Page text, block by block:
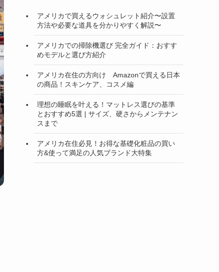
アメリカで買えるウォシュレット紹介〜設置
方法や必要な道具を分かりやすく解説〜
アメリカでの掃除機選び 完全ガイド：おすす
めモデルと選び方紹介
アメリカ在住の方向け Amazonで買える日本
の商品！スキンケア、コスメ編
理想の睡眠を叶える！マットレス選びの基準
とおすすめ5選 | サイズ、硬さからメンテナン
スまで
アメリカ在住必見！お得な基礎化粧品の買い
方&使って満足の人気ブランド大特集